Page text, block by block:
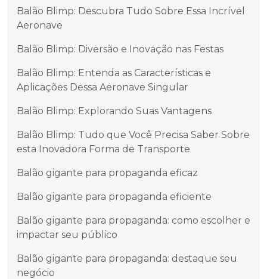
Balão Blimp: Descubra Tudo Sobre Essa Incrível
Aeronave
Balão Blimp: Diversão e Inovação nas Festas
Balão Blimp: Entenda as Características e
Aplicações Dessa Aeronave Singular
Balão Blimp: Explorando Suas Vantagens
Balão Blimp: Tudo que Você Precisa Saber Sobre
esta Inovadora Forma de Transporte
Balão gigante para propaganda eficaz
Balão gigante para propaganda eficiente
Balão gigante para propaganda: como escolher e
impactar seu público
Balão gigante para propaganda: destaque seu
negócio